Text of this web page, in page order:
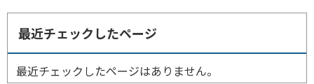
最近チェックしたページ
最近チェックしたページはありません。